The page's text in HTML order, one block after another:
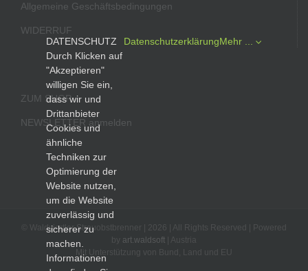
Allgemeine Geschäftsbedingungen
WIDERRUF
ZUM SHOP
NEWSLETTER anmelden
© Waldviertler Streuobstbrenner | 2026 | All Rights Reserved | Powered
by art.waldsoft | Austria
Mit Unterstützung von Bund, Land und EU
DATENSCHUTZ
Durch Klicken auf
"Akzeptieren"
willigen Sie ein,
dass wir und
Drittanbieter
Cookies und
ähnliche
Techniken zur
Optimierung der
Website nutzen,
um die Website
zuverlässig und
sicherer zu
machen.
Informationen
DatenschutzerklärungMehr ...